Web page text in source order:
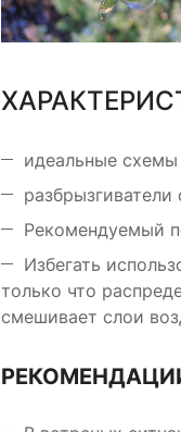
идеальные схемы
Рекомендуемый
Избегать
только что
смешивает слои